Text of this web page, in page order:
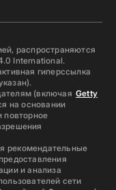
распространяются
International.
гиперссылка
(включая Getty
на основании
повторное
рекомендательные
и анализа
сети